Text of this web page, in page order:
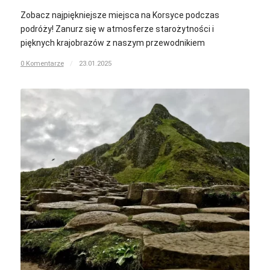
Zobacz najpiękniejsze miejsca na Korsyce podczas
podróży! Zanurz się w atmosferze starożytności i
pięknych krajobrazów z naszym przewodnikiem
0 Komentarze / 23.01.2025